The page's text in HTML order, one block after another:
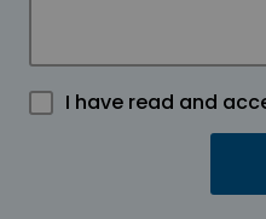
I have read and